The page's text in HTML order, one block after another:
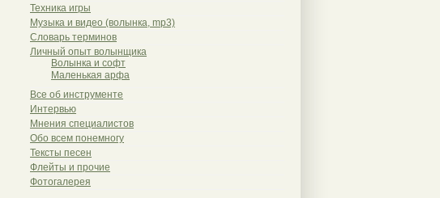
Техника игры
Музыка и видео (волынка, mp3)
Словарь терминов
Личный опыт волынщика
Волынка и софт
Маленькая арфа
Все об инструменте
Интервью
Мнения специалистов
Обо всем понемногу
Тексты песен
Флейты и прочие
Фотогалерея